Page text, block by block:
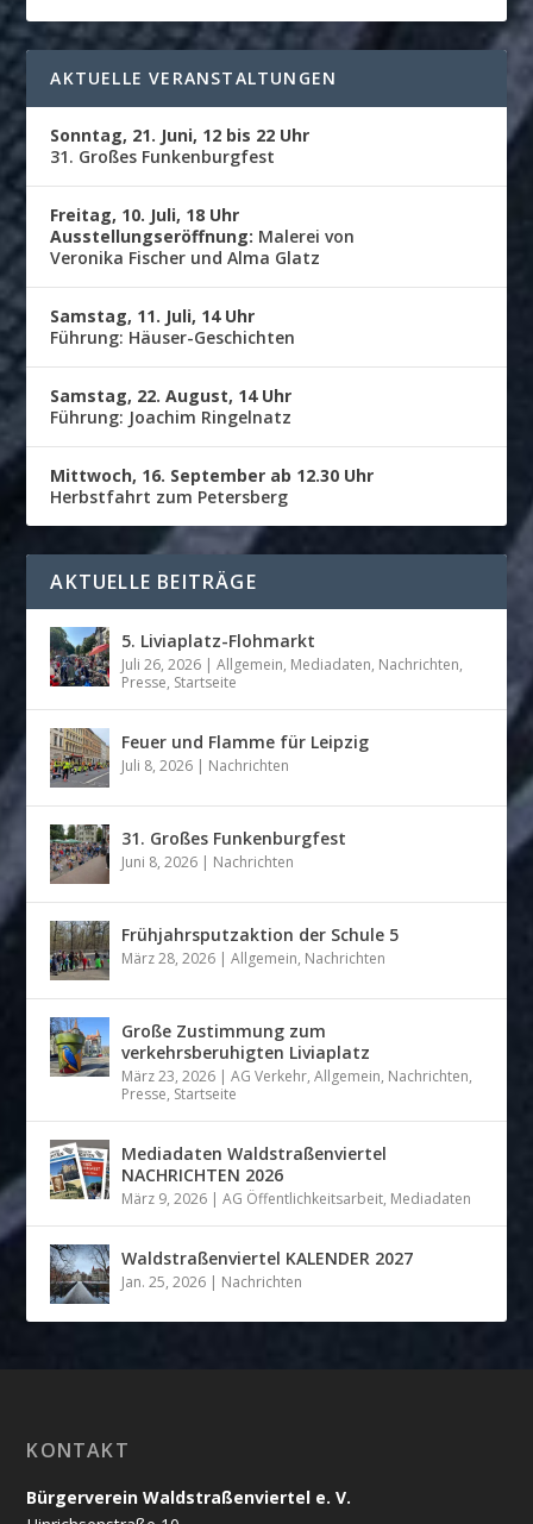
AKTUELLE VERANSTALTUNGEN
Sonntag, 21. Juni, 12 bis 22 Uhr
31. Großes Funkenburgfest
Freitag, 10. Juli, 18 Uhr
Ausstellungseröffnung: Malerei von
Veronika Fischer und Alma Glatz
Samstag, 11. Juli, 14 Uhr
Führung: Häuser-Geschichten
Samstag, 22. August, 14 Uhr
Führung: Joachim Ringelnatz
Mittwoch, 16. September ab 12.30 Uhr
Herbstfahrt zum Petersberg
AKTUELLE BEITRÄGE
5. Liviaplatz-Flohmarkt
Juli 26, 2026 |Allgemein, Mediadaten, Nachrichten,
Presse, Startseite
Feuer und Flamme für Leipzig
Juli 8, 2026 | Nachrichten
31. Großes Funkenburgfest
Juni 8, 2026 | Nachrichten
Frühjahrsputzaktion der Schule 5
März 28, 2026 |Allgemein, Nachrichten
Große Zustimmung zum
verkehrsberuhigten Liviaplatz
März 23, 2026 |AG Verkehr,Allgemein, Nachrichten,
Presse, Startseite
Mediadaten Waldstraßenviertel
NACHRICHTEN 2026
März 9, 2026 |AG Öffentlichkeitsarbeit, Mediadaten
Waldstraßenviertel KALENDER 2027
Jan. 25, 2026 | Nachrichten
KONTAKT
Bürgerverein Waldstraßenviertel e. V.